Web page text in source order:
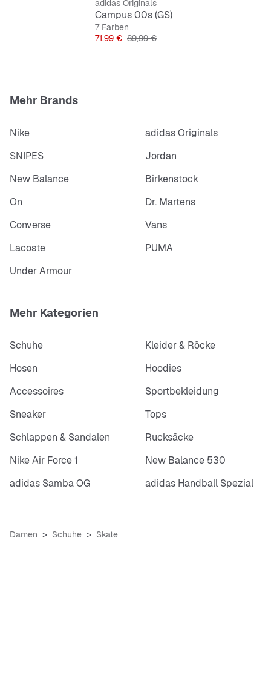
adidas Originals
Campus 00s (GS)
7 Farben
Preis
71,99 € Originalpreis
89,99 €
Mehr Brands
Nike
adidas Originals
SNIPES
Jordan
New Balance
Birkenstock
On
Dr. Martens
Converse
Vans
Lacoste
PUMA
Under Armour
Mehr Kategorien
Schuhe
Kleider & Röcke
Hosen
Hoodies
Accessoires
Sportbekleidung
Sneaker
Tops
Schlappen & Sandalen
Rucksäcke
Nike Air Force 1
New Balance 530
adidas Samba OG
adidas Handball Spezial
Damen Schuhe Skate